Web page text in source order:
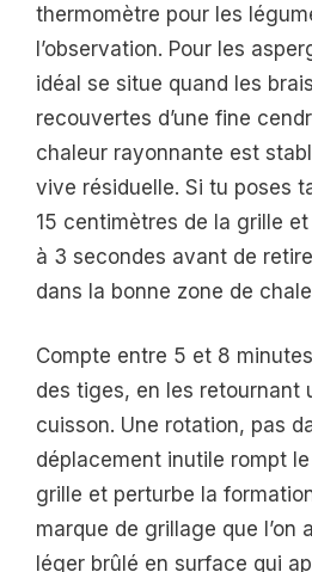
thermomètre pour les
l’observation. Pour les
idéal se situe quand les
recouvertes d’une fine
chaleur rayonnante est
vive résiduelle. Si tu poses
15 centimètres de la grille
à 3 secondes avant de
dans la bonne zone de
Compte entre 5 et 8
des tiges, en les retournant
cuisson. Une rotation, pas
déplacement inutile rompt
grille et perturbe la
marque de grillage que l’on
léger brûlé en surface qui